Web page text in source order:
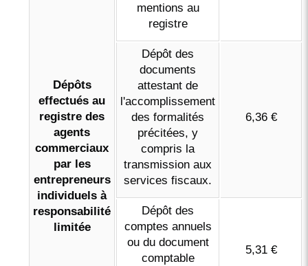
Dépôts
effectués au
registre des
agents
commerciaux
par les
entrepreneurs
individuels à
responsabilité
limitée
mentions au
registre
Dépôt des
documents
attestant de
l'accomplissement
des formalités
précitées, y
compris la
transmission aux
services fiscaux.
6,36 €
Dépôt des
comptes annuels
ou du document
comptable
5,31 €